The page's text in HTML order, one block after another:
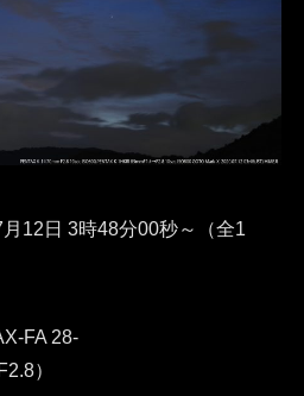
12日 3時48分00秒～（全1
FA 28-
）